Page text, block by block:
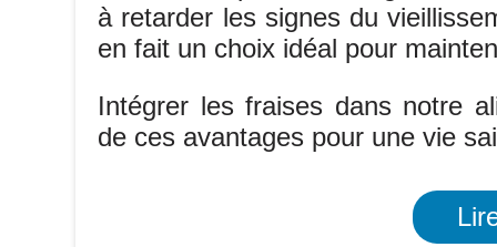
à retarder les signes du
en fait un choix idéal pour
Intégrer les fraises dans notre
de ces avantages pour une vie